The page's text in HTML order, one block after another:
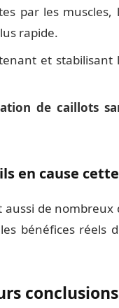
par les
rapide.
et stabilisant
de caillots
en cause
de
bénéfices réels
conclusions